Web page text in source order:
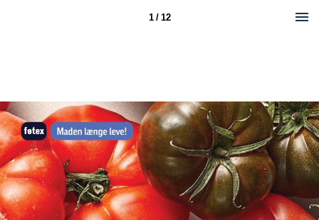
1 / 12